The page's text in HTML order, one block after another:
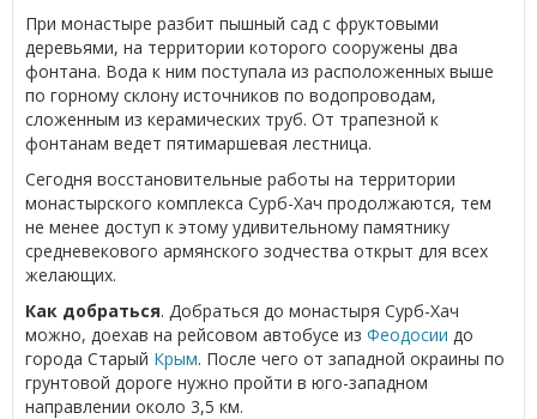
При монастыре разбит пышный сад с фруктовыми
деревьями, на территории которого сооружены два
фонтана. Вода к ним поступала из расположенных выше
по горному склону источников по водопроводам,
сложенным из керамических труб. От трапезной к
фонтанам ведет пятимаршевая лестница.
Сегодня восстановительные работы на территории
монастырского комплекса Сурб-Хач продолжаются, тем
не менее доступ к этому удивительному памятнику
средневекового армянского зодчества открыт для всех
желающих.
Как добраться. Добраться до монастыря Сурб-Хач
можно, доехав на рейсовом автобусе из Феодосии до
города Старый Крым. После чего от западной окраины по
грунтовой дороге нужно пройти в юго-западном
направлении около 3,5 км.